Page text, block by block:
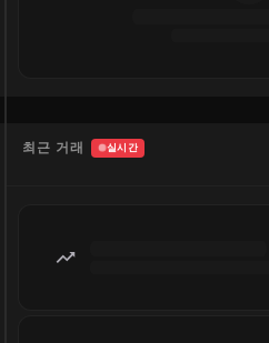
최근 거래 실시간